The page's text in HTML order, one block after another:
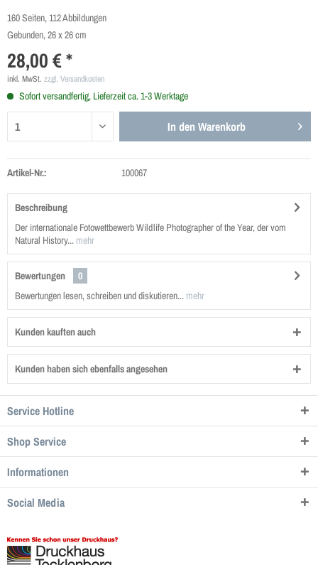
160 Seiten, 112 Abbildungen
Gebunden, 26 x 26 cm
28,00 € *
inkl. MwSt. zzgl. Versandkosten
Sofort versandfertig, Lieferzeit ca. 1-3 Werktage
In den Warenkorb
Artikel-Nr.: 100067
Beschreibung
Der internationale Fotowettbewerb Wildlife Photographer of the Year, der vom
Natural History... mehr
Bewertungen
0
Bewertungen lesen, schreiben und diskutieren... mehr
Kunden kauften auch
Kunden haben sich ebenfalls angesehen
Service Hotline
Shop Service
Informationen
Social Media